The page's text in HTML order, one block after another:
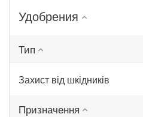
Удобрения
Тип
Захист від шкідників
Призначення